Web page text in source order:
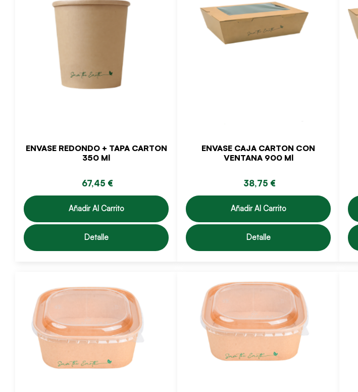
ENVASE REDONDO + TAPA CARTON
350 Ml
67,45 €
Añadir Al Carrito
Detalle
ENVASE CAJA CARTON CON
VENTANA 900 Ml
38,75 €
Añadir Al Carrito
Detalle